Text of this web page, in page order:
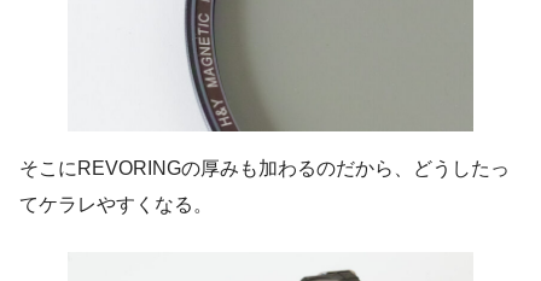
そこにREVORINGの厚みも加わるのだから、どうしたっ
てケラレやすくなる。